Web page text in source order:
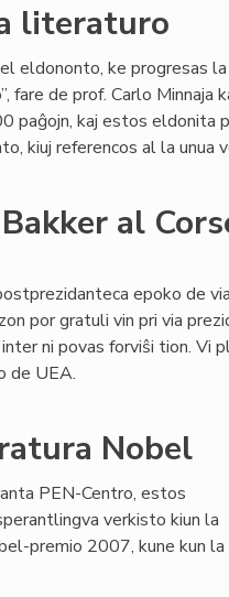
literaturo
eldononto, ke progresas la
fare de prof. Carlo Minnaja
paĝojn, kaj estos eldonita
kiuj referencos al la unua
al
epoko de via
por gratuli vin pri via
ni povas forviŝi tion. Vi
de UEA.
Nobel
PEN-Centro, estos
verkisto kiun la
premio 2007, kune kun